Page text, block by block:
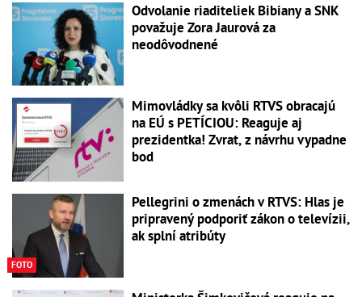
Odvolanie riaditeliek Bibiany a SNK
považuje Zora Jaurová za
neodôvodnené
Mimovládky sa kvôli RTVS obracajú
na EÚ s PETÍCIOU: Reaguje aj
prezidentka! Zvrat, z návrhu vypadne
bod
FOTO
Pellegrini o zmenách v RTVS: Hlas je
pripravený podporiť zákon o televízii,
ak splní atribúty